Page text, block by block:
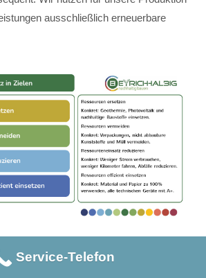
ausschließlich erneuerbare
erfolgt innerhalb der vier Ziele:
Service-Telefon